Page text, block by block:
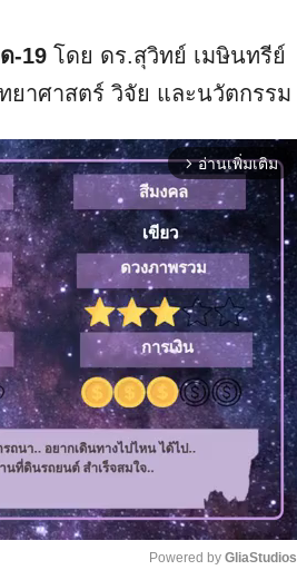
-19โดย ดร.สุวิทย์ เมษินทรีย์
ยาศาสตร์ วิจัย และนวัตกรรม
arrow_forward_ios อ่านเพิ่มเติม
Powered by GliaStudios